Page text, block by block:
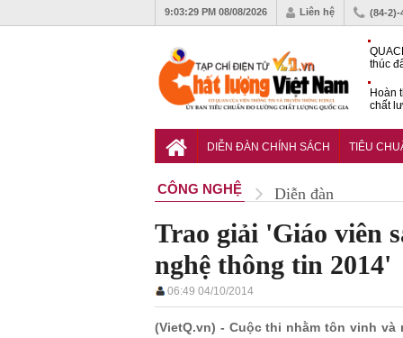
9:03:30 PM 08/08/2026 Liên hệ (84-2)-
thúc
Hoàn
chất
DIỄN ĐÀN CHÍNH SÁCH TIÊU
CÔNG NGHỆ Diễn đàn
Trao giải 'Giáo viên
nghệ thông tin 2014'
06:49 04/10/2014
(VietQ.vn) - Cuộc thi nhằm tôn vinh